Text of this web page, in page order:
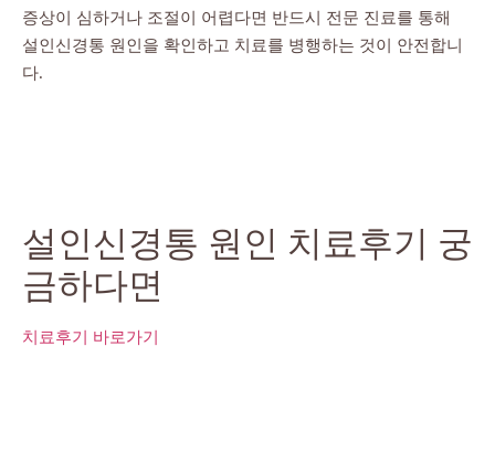
증상이 심하거나 조절이 어렵다면 반드시 전문 진료를 통해
설인신경통 원인을 확인하고 치료를 병행하는 것이 안전합니
다.
설인신경통 원인 치료후기 궁
금하다면
치료후기 바로가기